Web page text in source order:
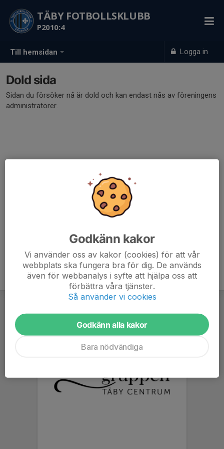
Till hemsidan Logga in
TÄBY FOTBOLLSKLUBB
P2010:4
Dold sida
Sidan du försöker nå är dold och kan endast nås av föreningens
administratörer.
Godkänn kakor
Vi använder oss av kakor (cookies) för att vår
webbplats ska fungera bra för dig. De används
även för webbanalys i syfte att hjälpa oss att
förbättra våra tjänster.
Så använder vi cookies
Godkänn alla kakor
Bara nödvändiga